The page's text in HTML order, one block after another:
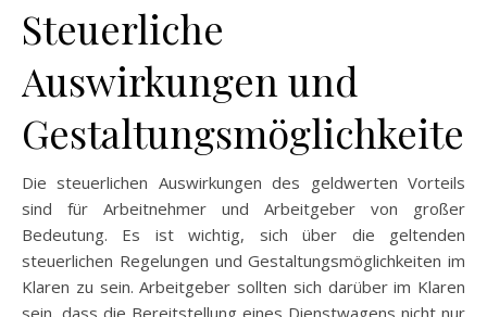
Steuerliche
Auswirkungen und
Gestaltungsmöglichkeiten
Die steuerlichen Auswirkungen des geldwerten Vorteils
sind für Arbeitnehmer und Arbeitgeber von großer
Bedeutung. Es ist wichtig, sich über die geltenden
steuerlichen Regelungen und Gestaltungsmöglichkeiten im
Klaren zu sein. Arbeitgeber sollten sich darüber im Klaren
sein, dass die Bereitstellung eines Dienstwagens nicht nur